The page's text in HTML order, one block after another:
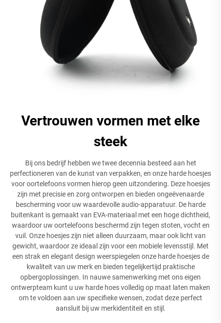
Vertrouwen vormen met elke
steek
Bij ons bedrijf hebben we twee decennia besteed aan het
perfectioneren van de kunst van verpakken, en onze harde hoesjes
voor oortelefoons vormen hierop geen uitzondering. Deze hoesjes
zijn met precisie en zorg ontworpen en bieden ongeëvenaarde
bescherming voor uw waardevolle audio-apparatuur. De harde
buitenkant is gemaakt van EVA-materiaal met een hoge dichtheid,
waardoor uw oortelefoons beschermd zijn tegen stoten, vocht en
vuil. Onze hoesjes zijn niet alleen duurzaam, maar ook licht van
gewicht, waardoor ze ideaal zijn voor een mobiele levensstijl. Met
een strak en elegant design weerspiegelen onze harde hoesjes de
kwaliteit van uw merk en bieden tegelijkertijd praktische
opbergoplossingen. In nauwe samenwerking met ons eigen
ontwerpteam kunt u uw harde hoes volledig op maat laten maken
om te voldoen aan uw specifieke wensen, zodat deze perfect
aansluit bij uw merkidentiteit en stijl.